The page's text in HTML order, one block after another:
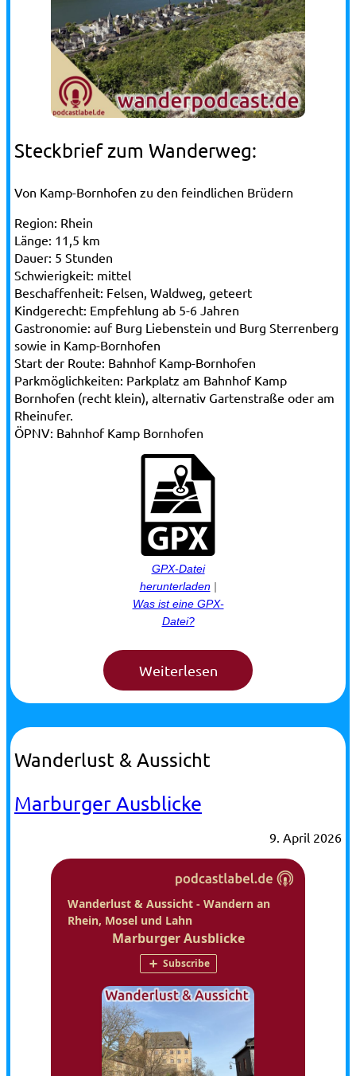
Steckbrief zum Wanderweg:
Von Kamp-Bornhofen zu den feindlichen Brüdern
Region: Rhein
Länge: 11,5 km
Dauer: 5 Stunden
Schwierigkeit: mittel
Beschaffenheit: Felsen, Waldweg, geteert
Kindgerecht: Empfehlung ab 5-6 Jahren
Gastronomie: auf Burg Liebenstein und Burg Sterrenberg
sowie in Kamp-Bornhofen
Start der Route: Bahnhof Kamp-Bornhofen
Parkmöglichkeiten: Parkplatz am Bahnhof Kamp
Bornhofen (recht klein), alternativ Gartenstraße oder am
Rheinufer.
ÖPNV: Bahnhof Kamp Bornhofen
GPX-Datei
herunterladen|
Was ist eine GPX-
Datei?
Wanderlust & Aussicht
Marburger Ausblicke
9. April 2026